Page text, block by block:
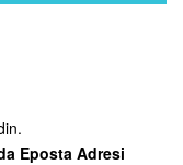
Eposta Adresi